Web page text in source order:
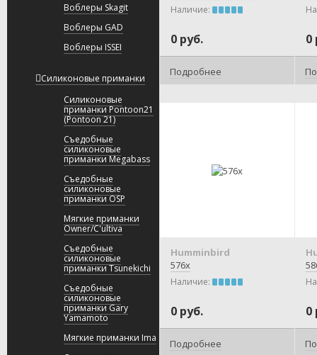
Наличие:
0 руб.
Подробнее
0
Humminbird
576x
Наличие:
0 руб.
Подробнее
0
Воблеры Skagit
Воблеры GAD
Воблеры ISSEI
Силиконовые приманки
Силиконовые
приманки Pontoon21
(Pontoon 21)
Съедобные
силиконовые
приманки Megabass
Съедобные
силиконовые
приманки OSP
Мягкие приманки
Owner/C'ultiva
Съедобные
силиконовые
приманки Tsunekichi
Съедобные
силиконовые
приманки Gary
Yamamoto
Мягкие приманки Ima